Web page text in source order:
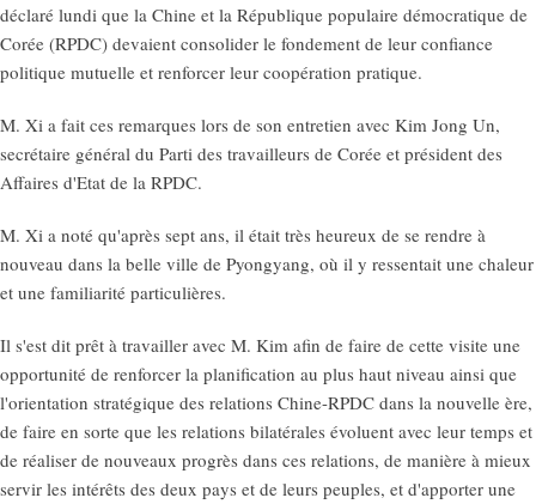
déclaré lundi que la Chine et la République populaire démocratique de
Corée (RPDC) devaient consolider le fondement de leur confiance
politique mutuelle et renforcer leur coopération pratique.
M. Xi a fait ces remarques lors de son entretien avec Kim Jong Un,
secrétaire général du Parti des travailleurs de Corée et président des
Affaires d'Etat de la RPDC.
M. Xi a noté qu'après sept ans, il était très heureux de se rendre à
nouveau dans la belle ville de Pyongyang, où il y ressentait une chaleur
et une familiarité particulières.
Il s'est dit prêt à travailler avec M. Kim afin de faire de cette visite une
opportunité de renforcer la planification au plus haut niveau ainsi que
l'orientation stratégique des relations Chine-RPDC dans la nouvelle ère,
de faire en sorte que les relations bilatérales évoluent avec leur temps et
de réaliser de nouveaux progrès dans ces relations, de manière à mieux
servir les intérêts des deux pays et de leurs peuples, et d'apporter une